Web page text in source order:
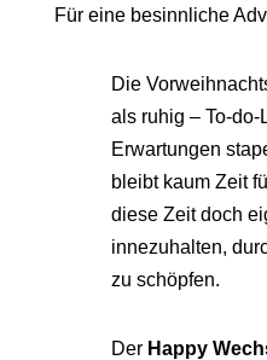
Für eine besinnliche
Die
als ruhig – To-do-
Erwartungen
bleibt kaum Zeit
diese Zeit doch
innezuhalten,
zu schöpfen.
Der Happy